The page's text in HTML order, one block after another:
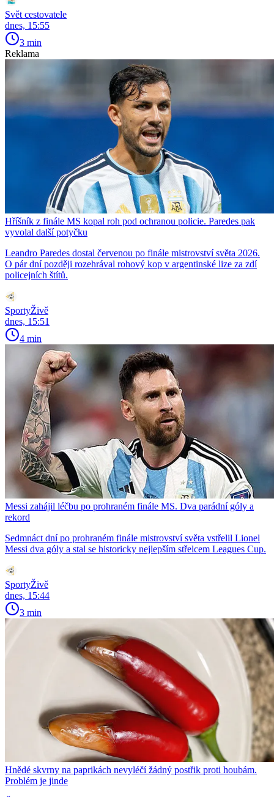
Svět cestovatele
dnes, 15:55
3 min
Reklama
Hříšník z finále MS kopal roh pod ochranou policie. Paredes pak
vyvolal další potyčku
Leandro Paredes dostal červenou po finále mistrovství světa 2026.
O pár dní později rozehrával rohový kop v argentinské lize za zdí
policejních štítů.
SportyŽivě
dnes, 15:51
4 min
Messi zahájil léčbu po prohraném finále MS. Dva parádní góly a
rekord
Sedmnáct dní po prohraném finále mistrovství světa vstřelil Lionel
Messi dva góly a stal se historicky nejlepším střelcem Leagues Cup.
SportyŽivě
dnes, 15:44
3 min
Hnědé skvrny na paprikách nevyléčí žádný postřik proti houbám.
Problém je jinde